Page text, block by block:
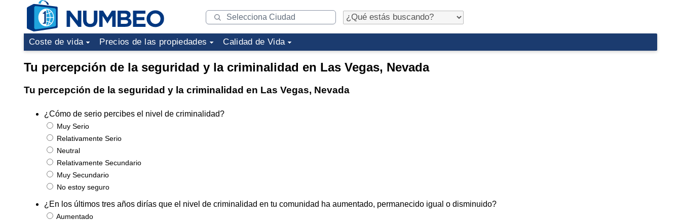
Coste de vida Precios de las propiedades Calidad de Vida
Tu percepción de la seguridad y la criminalidad en Las Vegas, Nevada
Tu percepción de la seguridad y la criminalidad en Las Vegas, Nevada
¿Cómo de serio percibes el nivel de criminalidad?
Muy Serio
Relativamente Serio
Neutral
Relativamente Secundario
Muy Secundario
No estoy seguro
¿En los últimos tres años dirías que el nivel de criminalidad en tu comunidad ha aumentado, permanecido igual o disminuido?
Aumentado